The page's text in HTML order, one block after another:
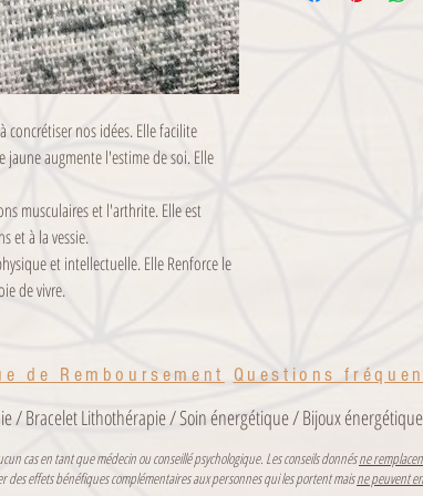
concrétiser nos idées. Elle facilite
jaune augmente l'estime de soi. Elle
musculaires et l'arthrite. Elle est
et à la vessie.
et intellectuelle. Elle Renforce le
de vivre.
de Remboursement Questions
/ Bracelet Lithothérapie / Soin énergétique / Bijoux
cas en tant que médecin ou conseillé psychologique. Les conseils donnésne
effets bénéfiques complémentaires aux personnes qui les portent maisne peuvent